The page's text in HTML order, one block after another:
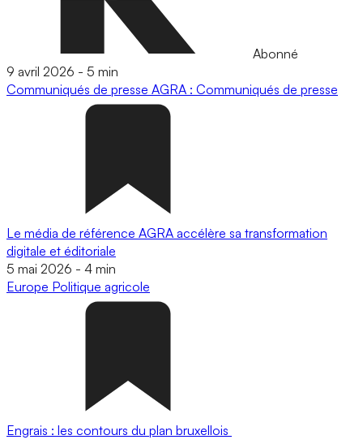
Abonné
9 avril 2026 - 5 min
Communiqués de presse AGRA : Communiqués de presse
Le média de référence AGRA accélère sa transformation
digitale et éditoriale
5 mai 2026 - 4 min
Europe Politique agricole
Engrais : les contours du plan bruxellois